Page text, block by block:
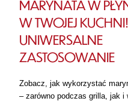
MARYNATA W
W TWOJEJ
UNIWERSALNE
ZASTOSOWANIE
Zobacz, jak wykorzystać
– zarówno podczas grilla, jak i